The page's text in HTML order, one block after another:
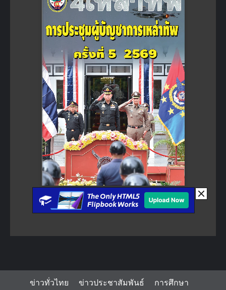
ข่าวทั่วไทย ข่าวประชาสัมพันธ์ การศึกษา